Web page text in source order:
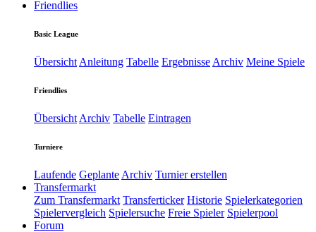
Friendlies
Basic League
Übersicht Anleitung Tabelle Ergebnisse Archiv Meine Spiele
Friendlies
Übersicht Archiv Tabelle Eintragen
Turniere
Laufende Geplante Archiv Turnier erstellen
Transfermarkt
Zum Transfermarkt Transferticker Historie Spielerkategorien
Spielervergleich Spielersuche Freie Spieler Spielerpool
Forum